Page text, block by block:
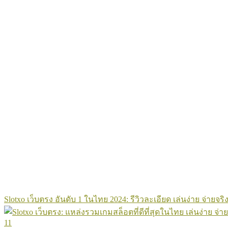
Slotxo เว็บตรง อันดับ 1 ในไทย 2024: รีวิวละเอียด เล่นง่าย จ่ายจริ
11